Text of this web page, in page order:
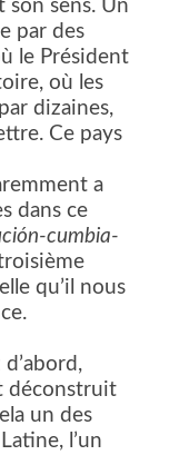
sens. Un
par des
le Président
où les
dizaines,
Ce pays
a
dans ce
cumbia-
qu’il nous
déconstruit
un des
l’un